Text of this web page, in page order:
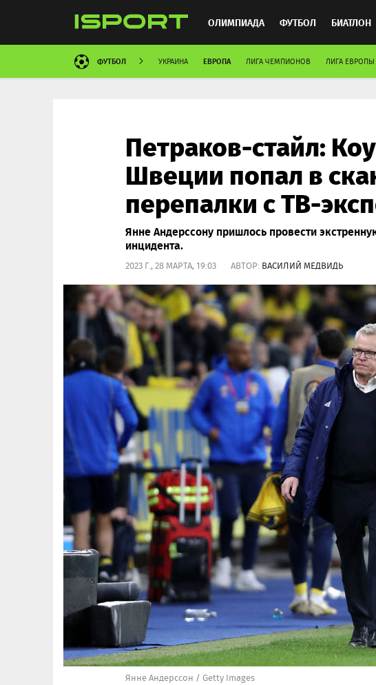
ОЛИМПИАДА ФУТБОЛ БИАТЛОН
ХОККЕЙ ММА АВТОСПОРТ
ФУТБОЛ УКРАИНА ЕВРОПА ЛИГА ЧЕМПИОНОВ ЛИГА ЕВРОПЫ
Петраков-стайл:
Швеции попал в
перепалки с ТВ-
Янне Андерссону пришлось провести
инцидента.
2023 Г., 28 МАРТА, 19:03 АВТОР: ВАСИЛИЙ МЕДВИДЬ
Янне Андерссон / Getty Images